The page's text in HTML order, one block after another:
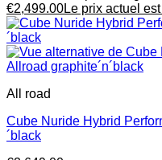
€2,499.00Le prix actuel
All road
Cube Nuride Hybrid
´black